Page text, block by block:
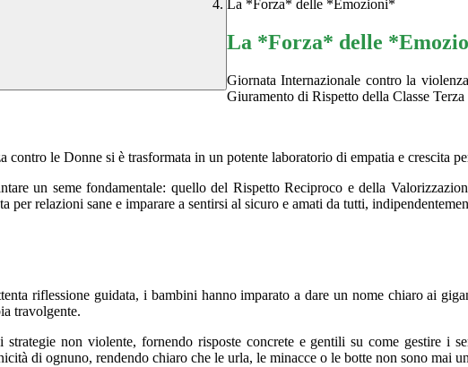
La *Forza* delle *Emozioni*
La *Forza* delle
Giornata Internazionale contro la
Giuramento di Rispetto della Classe Terza
le Donne si è trasformata in un potente laboratorio di empatia e crescita
un seme fondamentale: quello del Rispetto Reciproco e della
relazioni sane e imparare a sentirsi al sicuro e amati da tutti,
riflessione guidata, i bambini hanno imparato a dare un nome chiaro ai
travolgente.
non violente, fornendo risposte concrete e gentili su come gestire i
di ognuno, rendendo chiaro che le urla, le minacce o le botte non sono mai